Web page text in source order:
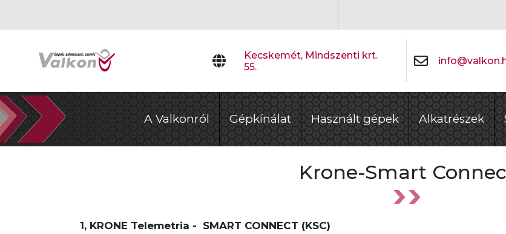
Kecskemét, Mindszenti krt.
55.
A Valkonról Gépkínálat Használt gépek Alkatrészek
Krone-Smart
1, KRONE Telemetria - SMART CONNECT (KSC)